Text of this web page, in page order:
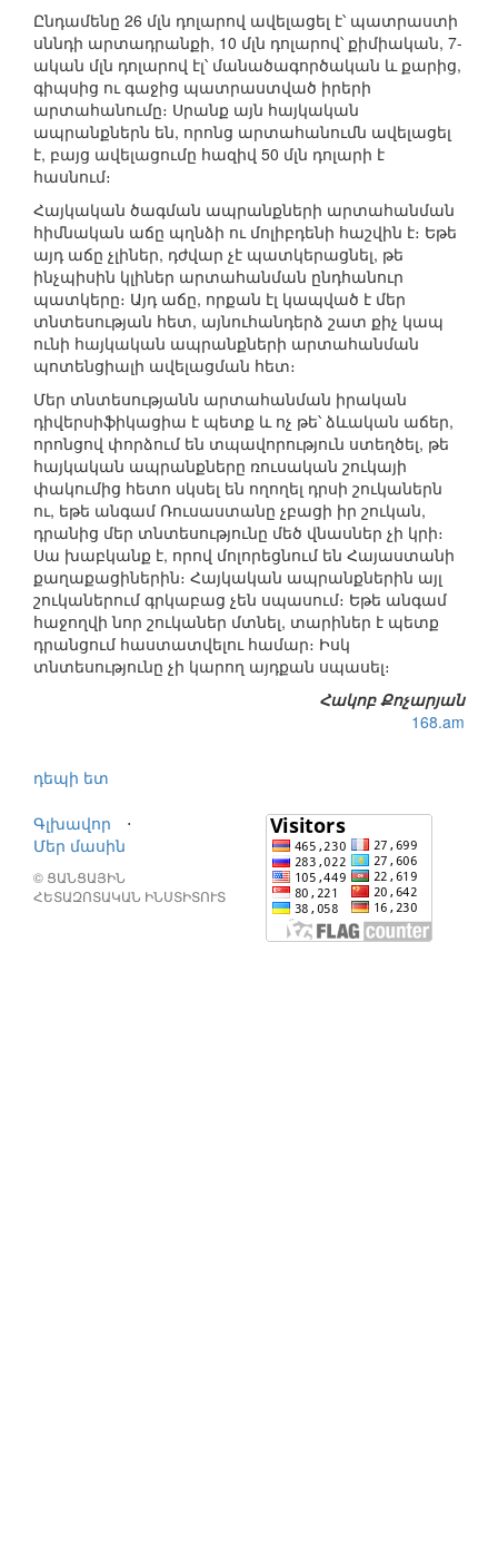
Ընդամենը 26 մլն դոլարով ավելացել է՝ պատրաստի
սննդի արտադրանքի, 10 մլն դոլարով՝ քիմիական, 7-
ական մլն դոլարով էլ՝ մանածագործական և քարից,
գիպսից ու գաջից պատրաստված իրերի
արտահանումը։ Սրանք այն հայկական
ապրանքներն են, որոնց արտահանումն ավելացել
է, բայց ավելացումը հազիվ 50 մլն դոլարի է
հասնում։
Հայկական ծագման ապրանքների արտահանման
հիմնական աճը պղնձի ու մոլիբդենի հաշվին է։ Եթե
այդ աճը չլիներ, դժվար չէ պատկերացնել, թե
ինչպիսին կլիներ արտահանման ընդհանուր
պատկերը։ Այդ աճը, որքան էլ կապված է մեր
տնտեսության հետ, այնուհանդերձ շատ քիչ կապ
ունի հայկական ապրանքների արտահանման
պոտենցիալի ավելացման հետ։
Մեր տնտեսությանն արտահանման իրական
դիվերսիֆիկացիա է պետք և ոչ թե՝ ձևական աճեր,
որոնցով փորձում են տպավորություն ստեղծել, թե
հայկական ապրանքները ռուսական շուկայի
փակումից հետո սկսել են ողողել դրսի շուկաներն
ու, եթե անգամ Ռուսաստանը չբացի իր շուկան,
դրանից մեր տնտեսությունը մեծ վնասներ չի կրի։
Սա խաբկանք է, որով մոլորեցնում են Հայաստանի
քաղաքացիներին։ Հայկական ապրանքներին այլ
շուկաներում գրկաբաց չեն սպասում։ Եթե անգամ
հաջողվի նոր շուկաներ մտնել, տարիներ է պետք
դրանցում հաստատվելու համար։ Իսկ
տնտեսությունը չի կարող այդքան սպասել։
Հակոբ Քոչարյան
168.am
դեպի ետ
Գլխավոր
⋅
Մեր մասին
© ՑԱՆՑԱՅԻՆ
ՀԵՏԱԶՈՏԱԿԱՆ ԻՆՍՏԻՏՈՒՏ